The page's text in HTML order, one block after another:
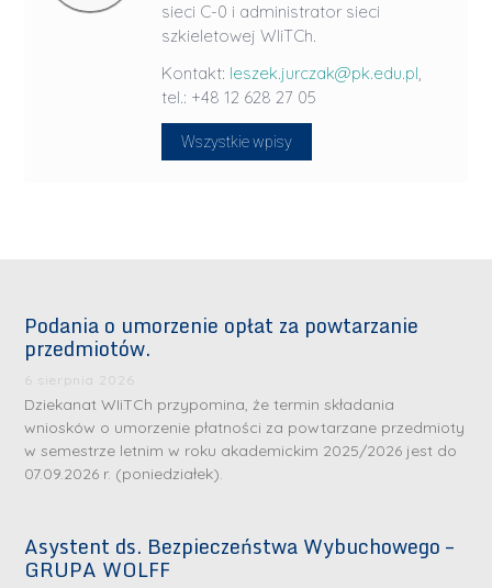
sieci C-0 i administrator sieci
szkieletowej WIiTCh.
Kontakt: leszek.jurczak@pk.edu.pl,
tel.: +48 12 628 27 05
Wszystkie wpisy
Podania o umorzenie opłat za powtarzanie
przedmiotów.
6 sierpnia 2026
Dziekanat WIiTCh przypomina, że termin składania
wniosków o umorzenie płatności za powtarzane przedmioty
w semestrze letnim w roku akademickim 2025/2026 jest do
07.09.2026 r. (poniedziałek).
Asystent ds. Bezpieczeństwa Wybuchowego –
GRUPA WOLFF